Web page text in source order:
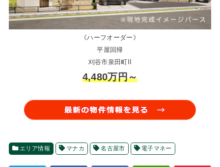
《ハーフオーダー》
平屋回帰
刈谷市泉田町II
4,480万円～
エリア情報 マナカ 名古屋市 電子マネー